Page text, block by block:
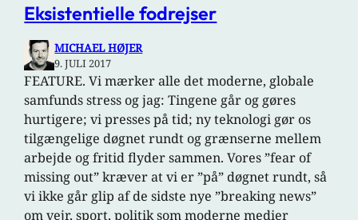
Eksistentielle fodrejser
MICHAEL HØJER
9. JULI 2017
FEATURE. Vi mærker alle det moderne, globale
samfunds stress og jag: Tingene går og gøres
hurtigere; vi presses på tid; ny teknologi gør os
tilgængelige døgnet rundt og grænserne mellem
arbejde og fritid flyder sammen. Vores ”fear of
missing out” kræver at vi er ”på” døgnet rundt, så
vi ikke går glip af de sidste nye ”breaking news”
om vejr, sport, politik som moderne medier